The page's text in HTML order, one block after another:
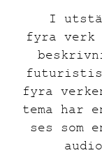
I
fyra verk
fyra
tema har
ses som